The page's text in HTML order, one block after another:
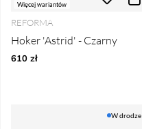
Więcej wariantów
REFORMA
Hoker 'Astrid' - Czarny
610 zł
W drodze